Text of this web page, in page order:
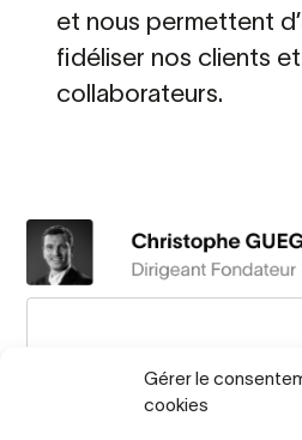
Gérer le
cookies
et nous permettent
fidéliser nos clients
collaborateurs.